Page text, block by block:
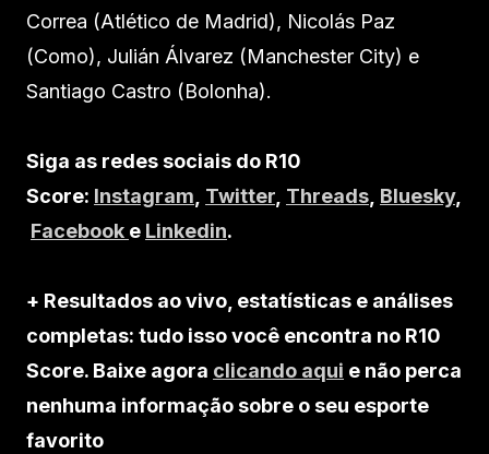
Correa (Atlético de Madrid), Nicolás Paz
(Como), Julián Álvarez (Manchester City) e
Santiago Castro (Bolonha).
Siga as redes sociais do R10
Score: Instagram, Twitter, Threads, Bluesky,
Facebook e Linkedin.
+ Resultados ao vivo, estatísticas e análises
completas: tudo isso você encontra no R10
Score. Baixe agora clicando aqui e não perca
nenhuma informação sobre o seu esporte
favorito